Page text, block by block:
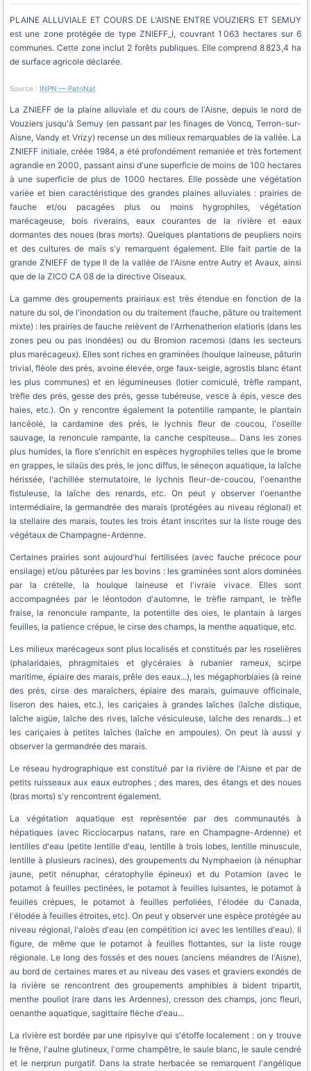
PLAINE ALLUVIALE ET COURS DE L'AISNE ENTRE VOUZIERS ET SEMUY
est une zone protégée de type ZNIEFF_I, couvrant 1 063 hectares sur 6
communes. Cette zone inclut 2 forêts publiques. Elle comprend 8 823,4 ha
de surface agricole déclarée.
Source : INPN — PatriNat
La ZNIEFF de la plaine alluviale et du cours de l'Aisne, depuis le nord de
Vouziers jusqu'à Semuy (en passant par les finages de Voncq, Terron-sur-
Aisne, Vandy et Vrizy) recense un des milieux remarquables de la vallée. La
ZNIEFF initiale, créée 1984, a été profondément remaniée et très fortement
agrandie en 2000, passant ainsi d'une superficie de moins de 100 hectares
à une superficie de plus de 1000 hectares. Elle possède une végétation
variée et bien caractéristique des grandes plaines alluviales : prairies de
fauche et/ou pacagées plus ou moins hygrophiles, végétation
marécageuse, bois riverains, eaux courantes de la rivière et eaux
dormantes des noues (bras morts). Quelques plantations de peupliers noirs
et des cultures de maïs s'y remarquent également. Elle fait partie de la
grande ZNIEFF de type II de la vallée de l'Aisne entre Autry et Avaux, ainsi
que de la ZICO CA 08 de la directive Oiseaux.
La gamme des groupements prairiaux est très étendue en fonction de la
nature du sol, de l'inondation ou du traitement (fauche, pâture ou traitement
mixte) : les prairies de fauche relèvent de l'Arrhenatherion elatioris (dans les
zones peu ou pas inondées) ou du Bromion racemosi (dans les secteurs
plus marécageux). Elles sont riches en graminées (houlque laineuse, pâturin
trivial, fléole des prés, avoine élevée, orge faux-seigle, agrostis blanc étant
les plus communes) et en légumineuses (lotier corniculé, trèfle rampant,
trèfle des prés, gesse des prés, gesse tubéreuse, vesce à épis, vesce des
haies, etc.). On y rencontre également la potentille rampante, le plantain
lancéolé, la cardamine des prés, le lychnis fleur de coucou, l'oseille
sauvage, la renoncule rampante, la canche cespiteuse... Dans les zones
plus humides, la flore s'enrichit en espèces hygrophiles telles que le brome
en grappes, le silaüs des prés, le jonc diffus, le séneçon aquatique, la laîche
hérissée, l'achillée sternutatoire, le lychnis fleur-de-coucou, l'oenanthe
fistuleuse, la laîche des renards, etc. On peut y observer l'oenanthe
intermédiaire, la germandrée des marais (protégées au niveau régional) et
la stellaire des marais, toutes les trois étant inscrites sur la liste rouge des
végétaux de Champagne-Ardenne.
Certaines prairies sont aujourd'hui fertilisées (avec fauche précoce pour
ensilage) et/ou pâturées par les bovins : les graminées sont alors dominées
par la crételle, la houlque laineuse et l'ivraie vivace. Elles sont
accompagnées par le léontodon d'automne, le trèfle rampant, le trèfle
fraise, la renoncule rampante, la potentille des oies, le plantain à larges
feuilles, la patience crépue, le cirse des champs, la menthe aquatique, etc.
Les milieux marécageux sont plus localisés et constitués par les roselières
(phalaridaies, phragmitaies et glycéraies à rubanier rameux, scirpe
maritime, épiaire des marais, prêle des eaux...), les mégaphorbiaies (à reine
des prés, cirse des maraîchers, épiaire des marais, guimauve officinale,
liseron des haies, etc.), les cariçaies à grandes laîches (laîche distique,
laîche aigüe, laîche des rives, laîche vésiculeuse, laîche des renards...) et
les cariçaies à petites laîches (laîche en ampoules). On peut là aussi y
observer la germandrée des marais.
Le réseau hydrographique est constitué par la rivière de l'Aisne et par de
petits ruisseaux aux eaux eutrophes ; des mares, des étangs et des noues
(bras morts) s'y rencontrent également.
La végétation aquatique est représentée par des communautés à
hépatiques (avec Ricciocarpus natans, rare en Champagne-Ardenne) et
lentilles d'eau (petite lentille d'eau, lentille à trois lobes, lentille minuscule,
lentille à plusieurs racines), des groupements du Nymphaeion (à nénuphar
jaune, petit nénuphar, cératophylle épineux) et du Potamion (avec le
potamot à feuilles pectinées, le potamot à feuilles luisantes, le potamot à
feuilles crépues, le potamot à feuilles perfoliées, l'élodée du Canada,
l'élodée à feuilles étroites, etc). On peut y observer une espèce protégée au
niveau régional, l'aloès d'eau (en compétition ici avec les lentilles d'eau). Il
figure, de même que le potamot à feuilles flottantes, sur la liste rouge
régionale. Le long des fossés et des noues (anciens méandres de l'Aisne),
au bord de certaines mares et au niveau des vases et graviers exondés de
la rivière se rencontrent des groupements amphibies à bident tripartit,
menthe pouliot (rare dans les Ardennes), cresson des champs, jonc fleuri,
oenanthe aquatique, sagittaire flèche d'eau...
La rivière est bordée par une ripisylve qui s'étoffe localement : on y trouve
le frêne, l'aulne glutineux, l'orme champêtre, le saule blanc, le saule cendré
et le nerprun purgatif. Dans la strate herbacée se remarquent l'angélique